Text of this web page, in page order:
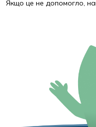
Якщо це не допомогло,